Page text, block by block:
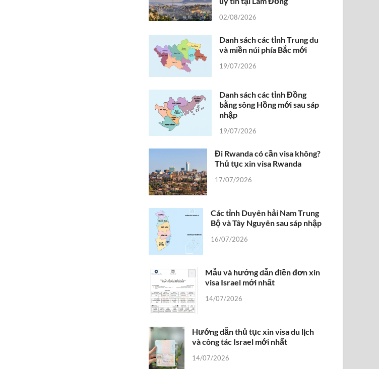
02/08/2026
Danh sách các tỉnh Trung du
và miền núi phía Bắc mới
19/07/2026
Danh sách các tỉnh Đồng
bằng sông Hồng mới sau sáp
nhập
19/07/2026
Đi Rwanda có cần visa không?
Thủ tục xin visa Rwanda
17/07/2026
Các tỉnh Duyên hải Nam Trung
Bộ và Tây Nguyên sau sáp nhập
16/07/2026
Mẫu và hướng dẫn điền đơn xin
visa Israel mới nhất
14/07/2026
Hướng dẫn thủ tục xin visa du lịch
và công tác Israel mới nhất
14/07/2026